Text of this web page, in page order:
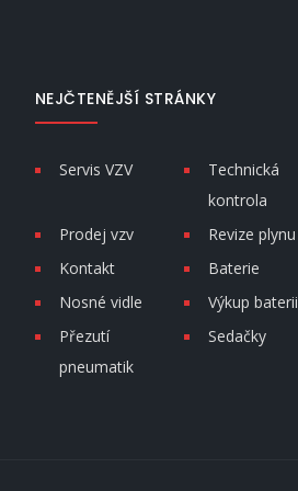
NEJČTENĚJŠÍ STRÁNKY
Servis VZV
Technická
kontrola
Prodej vzv
Revize plynu
Kontakt
Baterie
Nosné vidle
Výkup baterii
Přezutí
pneumatik
Sedačky